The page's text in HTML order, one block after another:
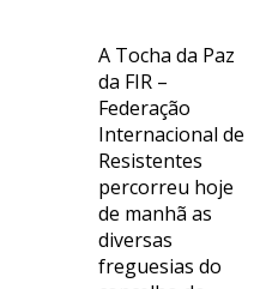
A Tocha da Paz
da FIR –
Federação
Internacional de
Resistentes
percorreu hoje
de manhã as
diversas
freguesias do